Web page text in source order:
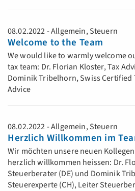
08.02.2022 - Allgemein, Steuern
Welcome to the Team
We would like to warmly welcome
tax team: Dr. Florian Kloster, Tax
Dominik Tribelhorn, Swiss Certified
Advice
08.02.2022 - Allgemein, Steuern
Herzlich Willkommen im
Wir möchten unsere neuen
herzlich willkommen heissen: Dr.
Steuerberater (DE) und Dominik
Steuerexperte (CH), Leiter